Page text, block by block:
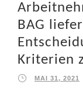
BAG
Kriterien
MAI 31, 2021